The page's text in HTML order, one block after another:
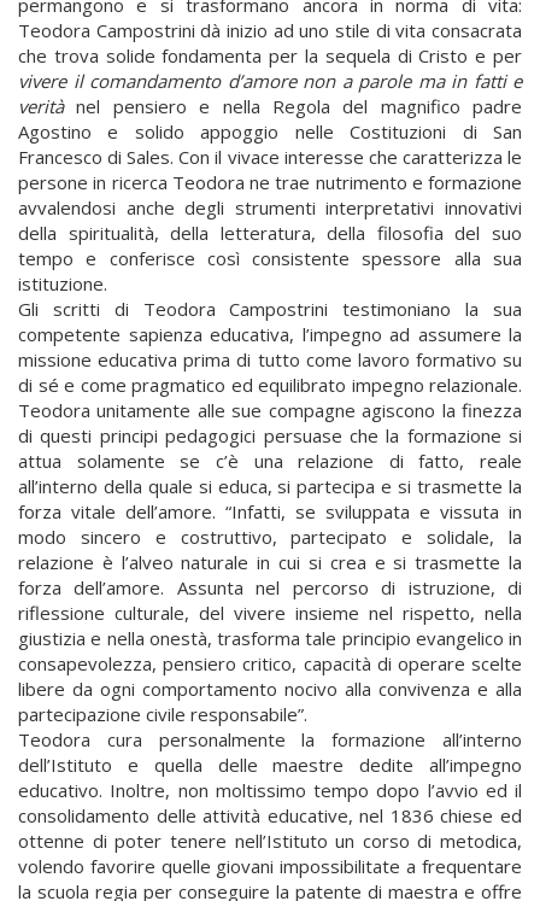
permangono e si trasformano ancora in norma di vita:
Teodora Campostrini dà inizio ad uno stile di vita consacrata
che trova solide fondamenta per la sequela di Cristo e per
vivere il comandamento d’amore non a parole ma in fatti e
veritànel pensiero e nella Regola del magnifico padre
Agostino e solido appoggio nelle Costituzioni di San
Francesco di Sales. Con il vivace interesse che caratterizza le
persone in ricerca Teodora ne trae nutrimento e formazione
avvalendosi anche degli strumenti interpretativi innovativi
della spiritualità, della letteratura, della filosofia del suo
tempo e conferisce così consistente spessore alla sua
istituzione.
Gli scritti di Teodora Campostrini testimoniano la sua
competente sapienza educativa, l’impegno ad assumere la
missione educativa prima di tutto come lavoro formativo su
di sé e come pragmatico ed equilibrato impegno relazionale.
Teodora unitamente alle sue compagne agiscono la finezza
di questi principi pedagogici persuase che la formazione si
attua solamente se c’è una relazione di fatto, reale
all’interno della quale si educa, si partecipa e si trasmette la
forza vitale dell’amore. “Infatti, se sviluppata e vissuta in
modo sincero e costruttivo, partecipato e solidale, la
relazione è l’alveo naturale in cui si crea e si trasmette la
forza dell’amore. Assunta nel percorso di istruzione, di
riflessione culturale, del vivere insieme nel rispetto, nella
giustizia e nella onestà, trasforma tale principio evangelico in
consapevolezza, pensiero critico, capacità di operare scelte
libere da ogni comportamento nocivo alla convivenza e alla
partecipazione civile responsabile”.
Teodora cura personalmente la formazione all’interno
dell’Istituto e quella delle maestre dedite all’impegno
educativo. Inoltre, non moltissimo tempo dopo l’avvio ed il
consolidamento delle attività educative, nel 1836 chiese ed
ottenne di poter tenere nell’Istituto un corso di metodica,
volendo favorire quelle giovani impossibilitate a frequentare
la scuola regia per conseguire la patente di maestra e offre